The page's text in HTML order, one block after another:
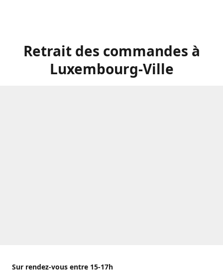
Retrait des commandes à
Luxembourg-Ville
Sur rendez-vous entre 15-17h